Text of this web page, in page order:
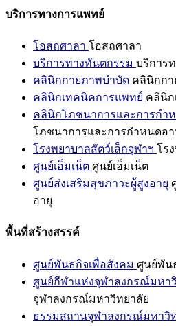
บริการทางการแพทย์
โอสถศาลา โอสถศาลา
บริการทางทันตกรรม บริการ
คลินิกกายภาพบำบัด คลินิกก
คลินิกเทคนิคการแพทย์ คลินิก
คลินิกโภชนาการและการกำ
โภชนาการและการกำหนดอา
โรงพยาบาลสัตว์เล็กจุฬาฯ โร
ศูนย์เอ็มเน็ต ศูนย์เอ็มเน็ต
ศูนย์ส่งเสริมสุขภาวะผู้สูงอายุ
อายุ
พื้นที่สร้างสรรค์
ศูนย์พันธกิจเพื่อสังคม ศูนย์พัน
ศูนย์กีฬาแห่งจุฬาลงกรณ์มหา
จุฬาลงกรณ์มหาวิทยาลัย
ธรรมสถานจุฬาลงกรณ์มหาวิ